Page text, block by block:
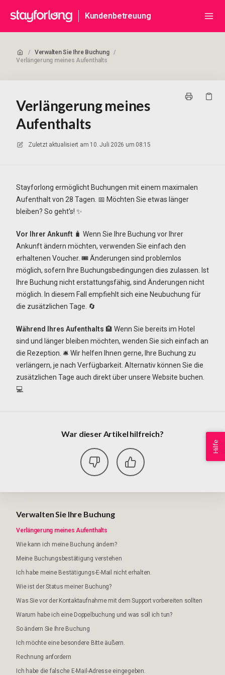
Kundenbetreuung
/ Verwalten Sie Ihre Buchung
/
Verlängerung meines Aufenthalts
Verlängerung meines
Aufenthalts
Zuletzt aktualisiert am 10. Juli 2026 um 08:15
Stayforlong ermöglicht Buchungen mit einem maximalen
Aufenthalt von 28 Tagen. 📅 Möchten Sie etwas länger
bleiben? So geht's! ✨
Vor Ihrer Ankunft 🧳 Wenn Sie Ihre Buchung vor Ihrer
Ankunft ändern möchten, verwenden Sie einfach den
erhaltenen Voucher. 🎟️ Änderungen sind problemlos
möglich, sofern Ihre Buchungsbedingungen dies zulassen. Ist
Ihre Buchung nicht erstattungsfähig, sind Änderungen nicht
möglich. In diesem Fall empfiehlt sich eine Neubuchung für
die zusätzlichen Tage. 🔄
Während Ihres Aufenthalts 🏨 Wenn Sie bereits im Hotel
sind und länger bleiben möchten, wenden Sie sich einfach an
die Rezeption. 🛎️ Wir helfen Ihnen gerne, Ihre Buchung zu
verlängern, je nach Verfügbarkeit. Alternativ können Sie die
zusätzlichen Tage auch direkt über unsere Website buchen.
💻
War dieser Artikel hilfreich?
Verwalten Sie Ihre Buchung
Verlängerung meines Aufenthalts
Wie kann ich meine Buchung ändern?
Meine Buchungsbestätigung verstehen
Ich habe meine Bestätigungs-E-Mail nicht erhalten.
Wie ist der Status meiner Buchung?
Was Sie vor der Kontaktaufnahme mit dem Support vorbereiten sollten
Warum habe ich eine Doppelbuchung und was soll ich tun?
So ändern Sie Ihre Buchung
Ich möchte eine besondere Bitte äußern.
Rechnung anfordern
Ich habe die falsche E-Mail-Adresse eingegeben.
Hilfe